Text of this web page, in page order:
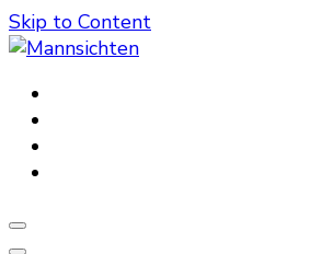
Skip to Content
Mannsichten
Was Männer wollen. Was Männer